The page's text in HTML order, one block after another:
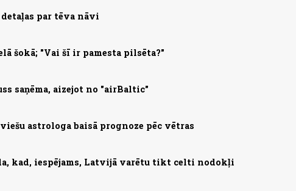
par tēva nāvi
šokā; "Vai šī ir pamesta pilsēta?"
saņēma, aizejot no "airBaltic"
astrologa baisā prognoze pēc vētras
kad, iespējams, Latvijā varētu tikt celti nodokļi